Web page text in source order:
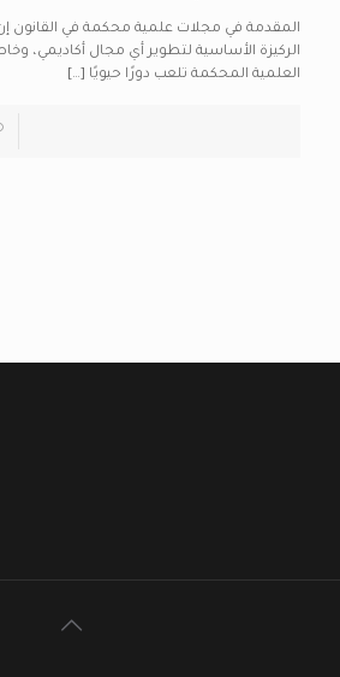
المقدمة في مجلات علمية محكمة في القانون
الركيزة الأساسية لتطوير أي مجال أكاديمي،
العلمية المحكمة تلعب دورًا حيويًا […]